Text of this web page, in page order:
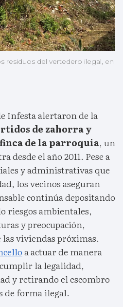
residuos del vertedero ilegal, en
Infesta alertaron de la
de zahorra y
de la parroquia, un
desde el año 2011. Pese a
y administrativas que
los vecinos aseguran
continúa depositando
riesgos ambientales,
y preocupación,
viviendas próximas.
a actuar de manera
la legalidad,
y retirando el escombro
de forma ilegal.